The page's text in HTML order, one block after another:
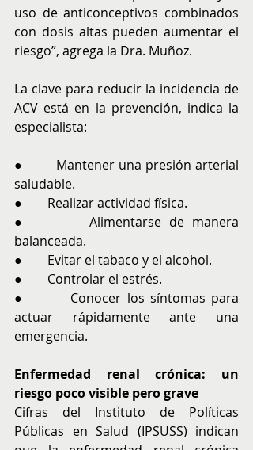
uso de anticonceptivos combinados
con dosis altas pueden aumentar el
riesgo”, agrega la Dra. Muñoz.
La clave para reducir la incidencia de
ACV está en la prevención, indica la
especialista:
●        Mantener una presión arterial
saludable.
●        Realizar actividad física.
●        Alimentarse de manera
balanceada.
●        Evitar el tabaco y el alcohol.
●        Controlar el estrés.
●        Conocer los síntomas para
actuar rápidamente ante una
emergencia.
Enfermedad renal crónica: un
riesgo poco visible pero grave
Cifras del Instituto de Políticas
Públicas en Salud (IPSUSS) indican